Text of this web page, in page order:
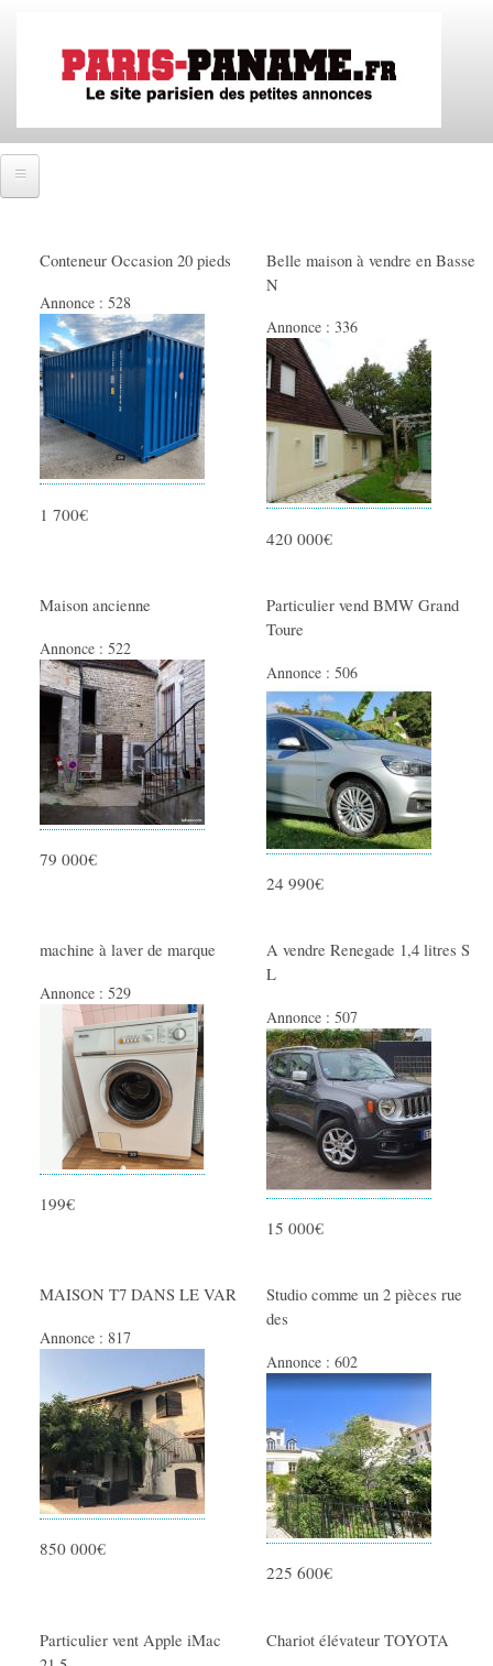
contenu
principal
SE CONNECTER
IMMOBILIER
Ventes immobilières
Locations immobilières
Colocations immobilières
EMPLOIS
Offres de stage
Travail Indépendant
MODE
Vêtements Femme
Vêtements Homme
Vêtements Enfant
Accessoires Bébé
Cosmétiques et Parfums
VEHICULES
Voitures
Motos
Utilitaires
Nautisme
Equipement caravaning
Informatique
Téléphones - Tablettes
TV - Son
Consoles et Jeux
Photographie - Vidéo
SERVICES
Conteneur Occasion 20 pieds
Annonce : 528
1 700€
Belle maison à vendre en Basse
N
Annonce :336
420 000€
Maison ancienne
Annonce : 522
79 000€
Particulier vend BMW Grand
Toure
Annonce :506
24 990€
machine à laver de marque
Annonce : 529
199€
A vendre Renegade 1,4 litres S
L
Annonce :507
15 000€
MAISON T7 DANS LE VAR
Annonce : 817
850 000€
Studio comme un 2 pièces rue
des
Annonce :602
225 600€
Particulier vent Apple iMac
Chariot élévateur TOYOTA